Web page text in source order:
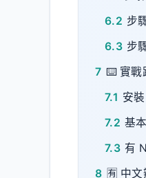
6.2 步
6.3 步
7 ⌨️ 實戰
7.1 安裝
7.2 基
7.3 有
8 🈶 中